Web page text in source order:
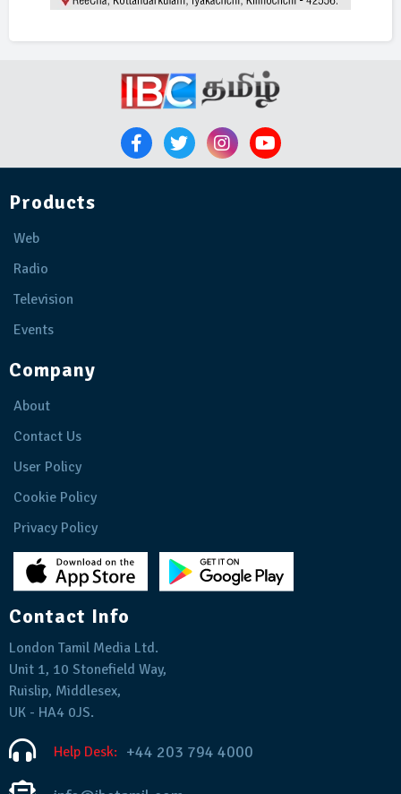
Products
Web
Radio
Television
Events
Company
About
Contact Us
User Policy
Cookie Policy
Privacy Policy
Contact Info
London Tamil Media Ltd.
Unit 1, 10 Stonefield Way,
Ruislip, Middlesex,
UK - HA4 0JS.
Help Desk: +44 203 794 4000